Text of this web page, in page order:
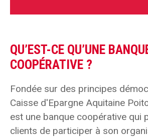
QU’EST-CE QU’UNE
COOPÉRATIVE ?
Fondée sur des principes
Caisse d'Epargne Aquitaine
est une banque coopérative qui
clients de participer à son